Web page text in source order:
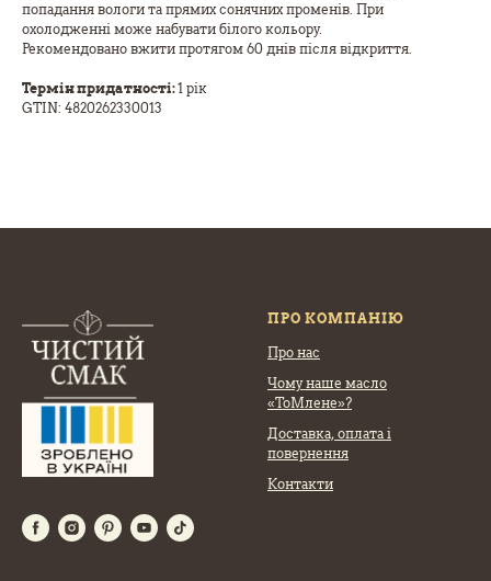
попадання вологи та прямих сонячних променів. При
охолодженні може набувати білого кольору.
Рекомендовано вжити протягом 60 днів після відкриття.
Термін придатності:1 рік
GTIN: 4820262330013
ПРО КОМПАНІЮ
Про нас
Чому наше масло
«ТоМлене»?
Доставка, оплата і
повернення
Контакти